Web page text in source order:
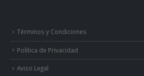
Términos y Condiciones
Política de Privacidad
Aviso Legal